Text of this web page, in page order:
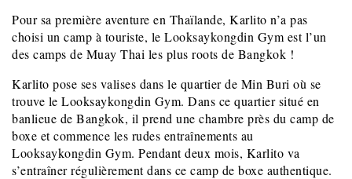
Pour sa première aventure en Thaïlande, Karlito n’a pas
choisi un camp à touriste, le Looksaykongdin Gym est l’un
des camps de Muay Thai les plus roots de Bangkok !
Karlito pose ses valises dans le quartier de Min Buri où se
trouve le Looksaykongdin Gym. Dans ce quartier situé en
banlieue de Bangkok, il prend une chambre près du camp de
boxe et commence les rudes entraînements au
Looksaykongdin Gym. Pendant deux mois, Karlito va
s’entraîner régulièrement dans ce camp de boxe authentique.